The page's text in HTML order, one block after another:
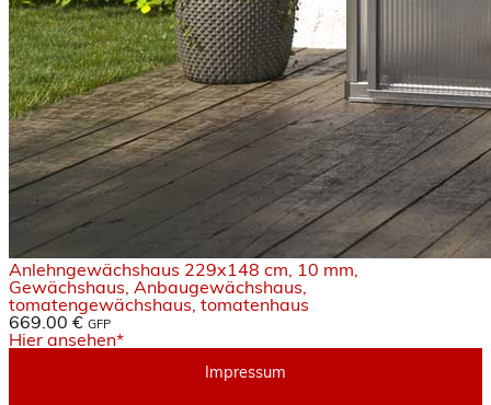
Anlehngewächshaus 229x148 cm, 10 mm,
Gewächshaus, Anbaugewächshaus,
tomatengewächshaus, tomatenhaus
669.00 € GFP
Hier ansehen*
Impressum